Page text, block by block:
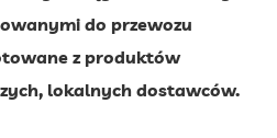
do przewozu
z produktów
lokalnych dostawców.